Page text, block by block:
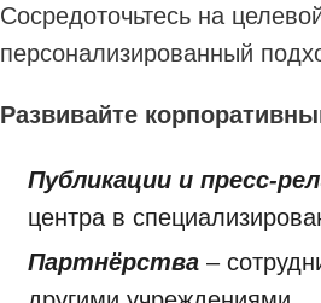
Сосредоточьтесь на
персонализированный
Развивайте
Публикации и пресс-
центра в
Партнёрства –